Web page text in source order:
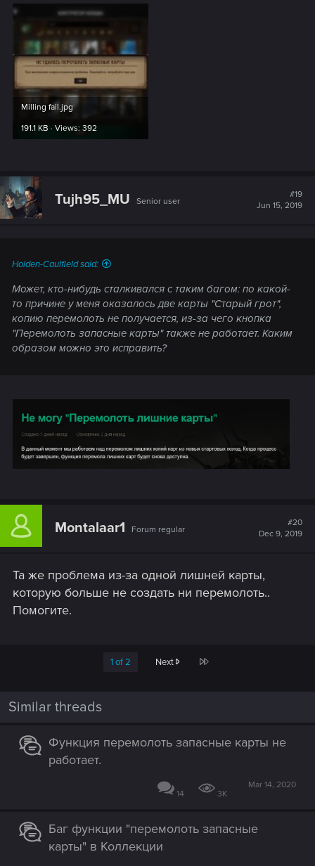
Milling fail.jpg
191.1 KB · Views: 392
Tujh95_MU Senior user
#19
Jun 15, 2019
Holden-Caulfield said:
Может, кто-нибудь сталкивался с таким багом: по какой-
то причине у меня оказалось две карты "Старый грот",
копию перемолоть не получается, из-за чего кнопка
"Перемолоть запасные карты" также не работает. Каким
образом можно это исправить?
Montalaar1 Forum regular
#20
Dec 9, 2019
Та же проблема из-за одной лишней карты,
которую больше не создать ни перемолоть..
Помогите.
1 of 2 Next Last
Similar threads
Функция перемолоть запасные карты не
работает.
14 3K
Mar 14, 2020
Баг функции "перемолоть запасные
карты" в Коллекции